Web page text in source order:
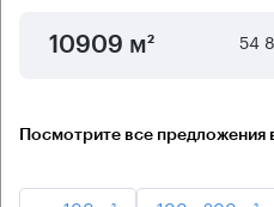
10909 м² 54
Посмотрите все предложения